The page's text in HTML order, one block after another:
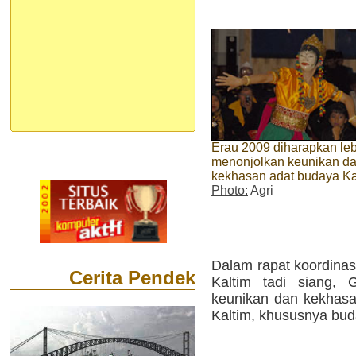
Cerita Pendek
Erau 2009 diharapkan
menonjolkan keunikan
kekhasan adat budaya
Photo: Agri
Dalam rapat
Kaltim tadi siang,
keunikan dan
Kaltim, khususnya